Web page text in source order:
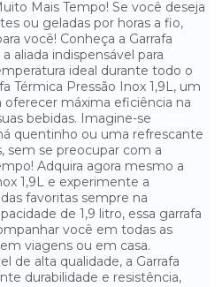
BRANCA TERMOLAR - 1 LITRO
BRANCA TERMOLAR - 1,8 LITROS
INOX SANREMO 1,9L
INOX SANREMO 1L
INOX TERMOLAR - 1,8 LITROS
PRETA INVICTA - 1 LITRO
PRETA INVICTA - 1,8 LITROS
PRETA TERMOLAR - 1 LITRO
Mais Tempo! Se você deseja
ou geladas por horas a fio,
você! Conheça a Garrafa
aliada indispensável para
ideal durante todo o
Térmica Pressão Inox 1,9L, um
máxima eficiência na
bebidas. Imagine-se
quentinho ou uma refrescante
sem se preocupar com a
Adquira agora mesmo a
1,9L e experimente a
favoritas sempre na
de 1,9 litro, essa garrafa
você em todas as
viagens ou em casa.
de alta qualidade, a Garrafa
durabilidade e resistência,